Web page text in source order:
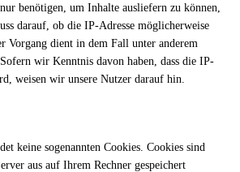
benötigen, um Inhalte ausliefern zu können,
darauf, ob die IP-Adresse möglicherweise
Vorgang dient in dem Fall unter anderem
wir Kenntnis davon haben, dass die IP-
weisen wir unsere Nutzer darauf hin.
keine sogenannten Cookies . Cookies sind
aus auf Ihrem Rechner gespeichert